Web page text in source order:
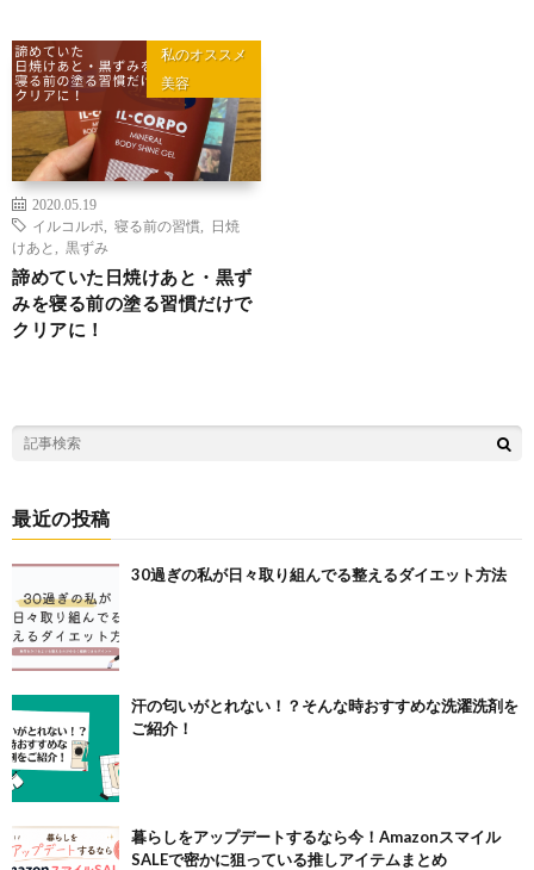
私のオススメ
美容
2020.05.19
イルコルポ
寝る前の習慣
日焼
けあと
黒ずみ
諦めていた日焼けあと・黒ず
みを寝る前の塗る習慣だけで
クリアに！
最近の投稿
30過ぎの私が日々取り組んでる整えるダイエット方法
汗の匂いがとれない！？そんな時おすすめな洗濯洗剤を
ご紹介！
暮らしをアップデートするなら今！Amazonスマイル
SALEで密かに狙っている推しアイテムまとめ